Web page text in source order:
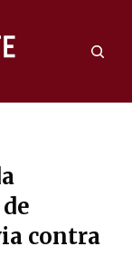
contra